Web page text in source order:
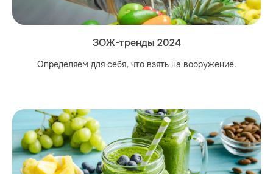
ЗОЖ-тренды 2024
Определяем для себя, что взять на вооружение.